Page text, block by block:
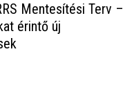
Mentesítési Terv –
érintő új